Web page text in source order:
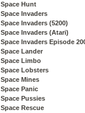
Space Hunt
Space Invaders
Space Invaders (5200)
Space Invaders (Atari)
Space Invaders Episode
Space Lander
Space Limbo
Space Lobsters
Space Mines
Space Panic
Space Pussies
Space Rescue